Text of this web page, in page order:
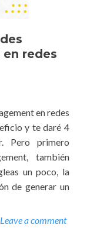
redes
en redes
y te daré 4
Pero primero
también
un poco, la
de generar un
Leave a comment